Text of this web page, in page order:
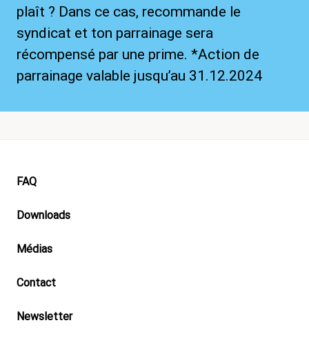
plaît ? Dans ce cas, recommande le
syndicat et ton parrainage sera
récompensé par une prime. *Action de
parrainage valable jusqu’au 31.12.2024
Footer
FAQ
Downloads
Médias
Contact
Newsletter